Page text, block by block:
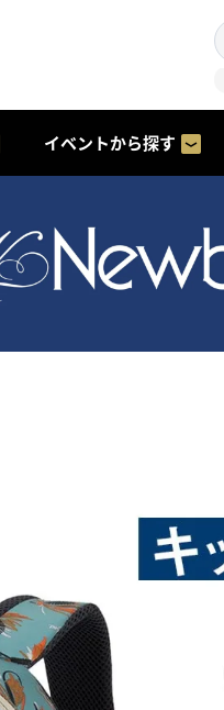
イベントから探す